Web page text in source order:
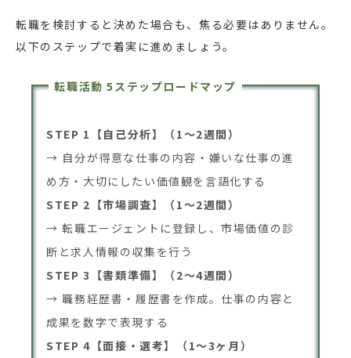
転職を検討すると決めた場合も、焦る必要はありません。
以下のステップで着実に進めましょう。
転職活動 5ステップロードマップ
STEP 1【自己分析】（1〜2週間）
→ 自分が得意な仕事の内容・嫌いな仕事の進
め方・大切にしたい価値観を言語化する
STEP 2【市場調査】（1〜2週間）
→ 転職エージェントに登録し、市場価値の診
断と求人情報の収集を行う
STEP 3【書類準備】（2〜4週間）
→ 職務経歴書・履歴書を作成。仕事の内容と
成果を数字で表現する
STEP 4【面接・選考】（1〜3ヶ月）